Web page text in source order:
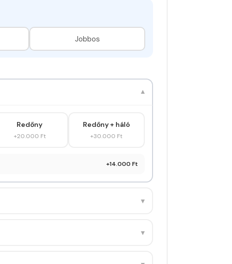
Jobbos
▾
Redőny
+20.000 Ft
Redőny + háló
+30.000 Ft
+14.000 Ft
▾
▾